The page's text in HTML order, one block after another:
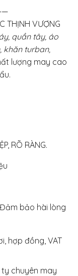
THỊNH VƯỢNG
quần tây, áo
khăn turban,
lượng may cao
RÕ RÀNG.
Đảm bảo hài lòng
hợp đồng, VAT
ty chuyên may